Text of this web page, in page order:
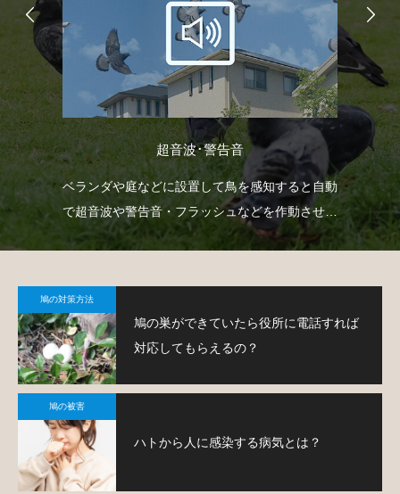
超音波･警告音
ベランダや庭などに設置して鳥を感知すると自動
で超音波や警告音・フラッシュなどを作動させて
鳩の侵入を防ぐという装置です。
鳩の対策方法
鳩の巣ができていたら役所に電話すれば
対応してもらえるの？
鳩の被害
ハトから人に感染する病気とは？